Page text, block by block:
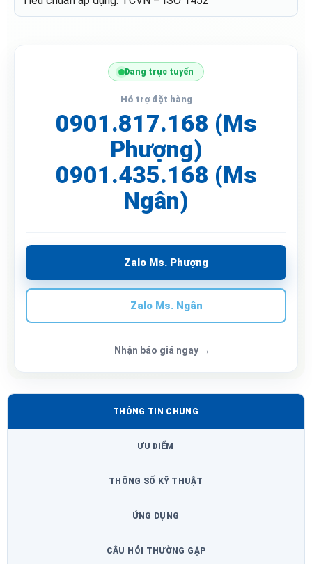
Đang trực tuyến
Hỗ trợ đặt hàng
0901.817.168 (Ms
Phượng)
0901.435.168 (Ms
Ngân)
Zalo Ms. Phượng
Zalo Ms. Ngân
Nhận báo giá ngay →
THÔNG TIN CHUNG
ƯU ĐIỂM
THÔNG SỐ KỸ THUẬT
ỨNG DỤNG
CÂU HỎI THƯỜNG GẶP